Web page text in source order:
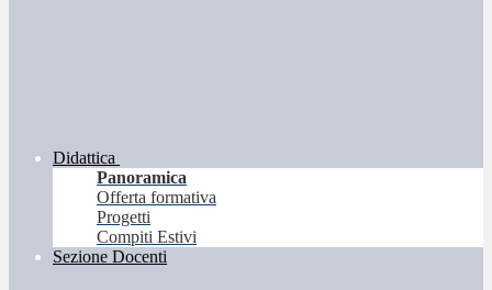
Didattica
Panoramica
Offerta formativa
Progetti
Compiti Estivi
Sezione Docenti